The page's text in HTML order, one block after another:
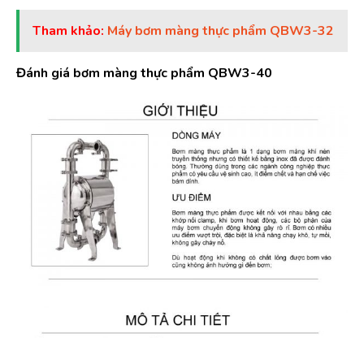
Tham khảo: Máy bơm màng thực phẩm QBW3-32
Đánh giá bơm màng thực phẩm QBW3-40